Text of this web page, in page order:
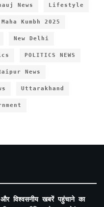
News Lifestyle
Maha Kumbh 2025
New Delhi
POLITICS NEWS
News
Uttarakhand
विश्वसनीय खबरें पहुंचाने का